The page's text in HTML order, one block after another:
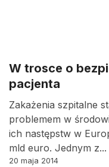
W trosce o
pacjenta
Zakażenia szpitalne
problemem w
ich następstw w
mld euro. Jednym z...
20 maja 2014